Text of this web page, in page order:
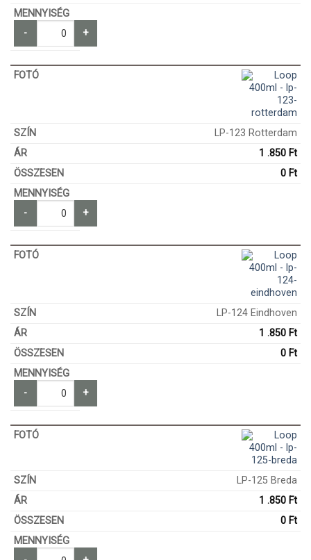
- +
LP-123 Rotterdam
1 .850 Ft
0 Ft
- +
LP-124 Eindhoven
1 .850 Ft
0 Ft
- +
LP-125 Breda
1 .850 Ft
0 Ft